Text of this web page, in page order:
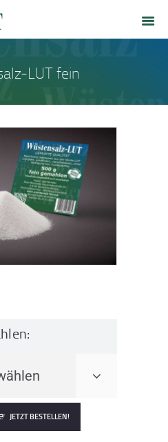
LUT fein
LUT
JETZT BESTELLEN!